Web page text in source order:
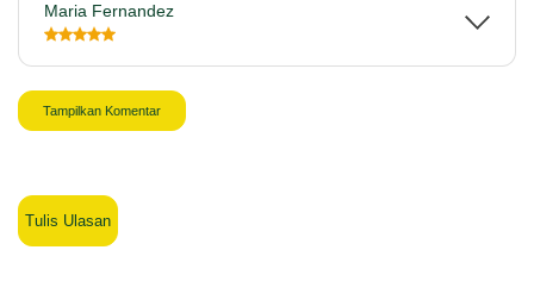
Maria Fernandez
Tampilkan Komentar
Tulis Ulasan